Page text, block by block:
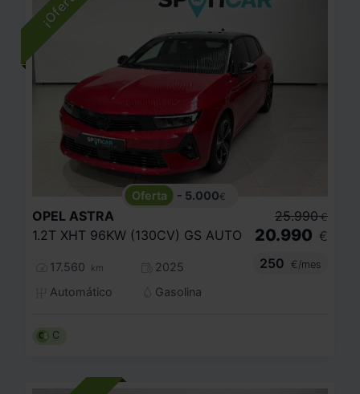
- 5.000€
OPEL ASTRA
1.2T XHT 96KW (130CV) GS AUTO
17.560 km
2025
Automático
Gasolina
25.990 €
20.990 €
250
€/mes
C